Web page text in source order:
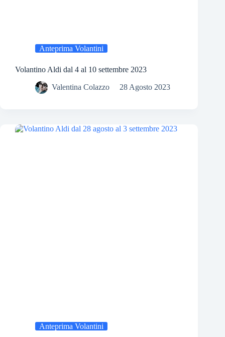
Anteprima Volantini
Volantino Aldi dal 4 al 10 settembre 2023
Valentina Colazzo 28 Agosto 2023
Anteprima Volantini